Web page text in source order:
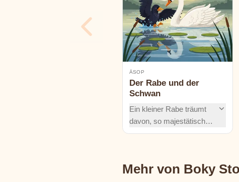
ÄSOP
Der Rabe und der
Schwan
Ein kleiner Rabe träumt
davon, so majestätisch
wie ein Schwan zu
Abenteuer im Sumpf –
Mehr von Boky